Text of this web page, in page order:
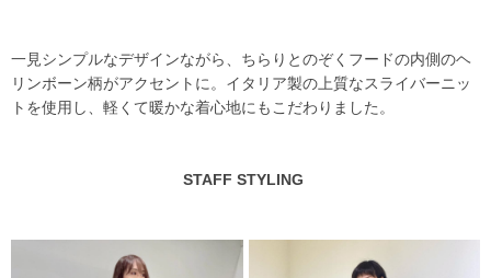
一見シンプルなデザインながら、ちらりとのぞくフードの内側のヘ
リンボーン柄がアクセントに。イタリア製の上質なスライバーニッ
トを使用し、軽くて暖かな着心地にもこだわりました。
STAFF STYLING